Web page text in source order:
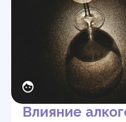
Влияние